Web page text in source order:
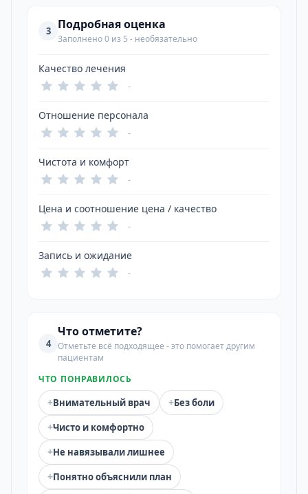
3 Подробная оценка
Заполнено 0 из 5 - необязательно
Качество лечения
-
Отношение персонала
-
Чистота и комфорт
-
Цена и соотношение цена / качество
-
Запись и ожидание
-
4
Что отметите?
Отметьте всё подходящее - это помогает другим
пациентам
ЧТО ПОНРАВИЛОСЬ
+Внимательный врач +Без боли
+Чисто и комфортно
+Не навязывали лишнее
+Понятно объяснили план